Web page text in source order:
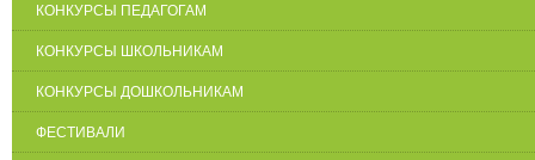
КОНКУРСЫ ПЕДАГОГАМ
КОНКУРСЫ ШКОЛЬНИКАМ
КОНКУРСЫ ДОШКОЛЬНИКАМ
ФЕСТИВАЛИ